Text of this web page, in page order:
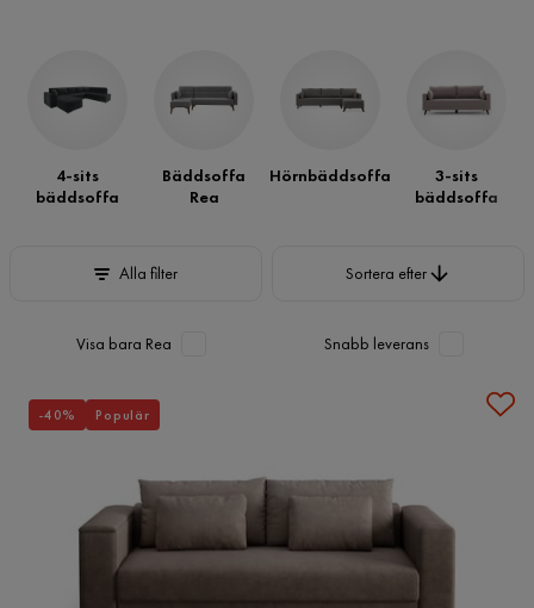
4-sits
bäddsoffa
Bäddsoffa
Rea
Hörnbäddsoffa
3-sits
bäddsoffa
Alla filter Sortera efter
Visa bara Rea Snabb leverans
-40% Populär